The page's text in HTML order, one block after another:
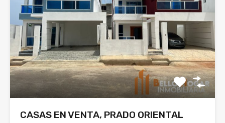
CASAS EN VENTA, PRADO ORIENTAL